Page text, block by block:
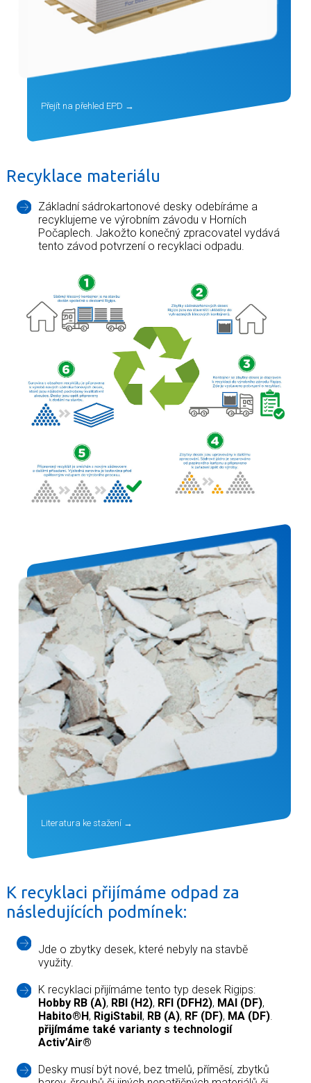
Přejít na přehled EPD
Recyklace materiálu
Základní sádrokartonové desky odebíráme a
recyklujeme ve výrobním závodu v Horních
Počaplech. Jakožto konečný zpracovatel vydává
tento závod potvrzení o recyklaci odpadu.
Literatura ke stažení
K recyklaci přijímáme odpad za
následujících podmínek:
Jde o zbytky desek, které nebyly na stavbě
využity.
K recyklaci přijímáme tento typ desek Rigips:
Hobby RB (A), RBI (H2), RFI (DFH2), MAI (DF),
Habito®H, RigiStabil, RB (A), RF (DF), MA (DF).
přijímáme také varianty s technologií
Activ’Air®
Desky musí být nové, bez tmelů, příměsí, zbytků